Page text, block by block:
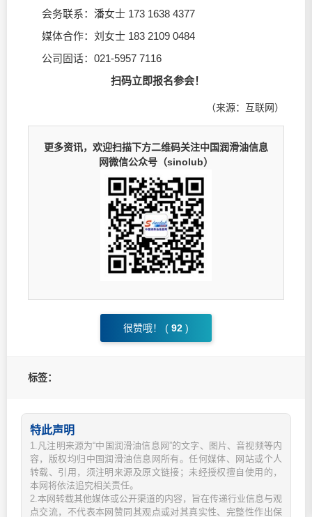
会务联系：潘女士 173 1638 4377
媒体合作：刘女士 183 2109 0484
公司固话：021-5957 7116
扫码立即报名参会！
（来源：互联网）
更多资讯，欢迎扫描下方二维码关注中国润滑油信息
网微信公众号（sinolub）
很赞哦！ ( 92 )
标签：
特此声明
1.凡注明来源为“中国润滑油信息网”的文字、图片、音视频等内
容，版权均归中国润滑油信息网所有。任何媒体、网站或个人
转载、引用，须注明来源及原文链接；未经授权擅自使用的，
本网将依法追究相关责任。
2.本网转载其他媒体或公开渠道的内容，旨在传递行业信息与观
点交流，不代表本网赞同其观点或对其真实性、完整性作出保